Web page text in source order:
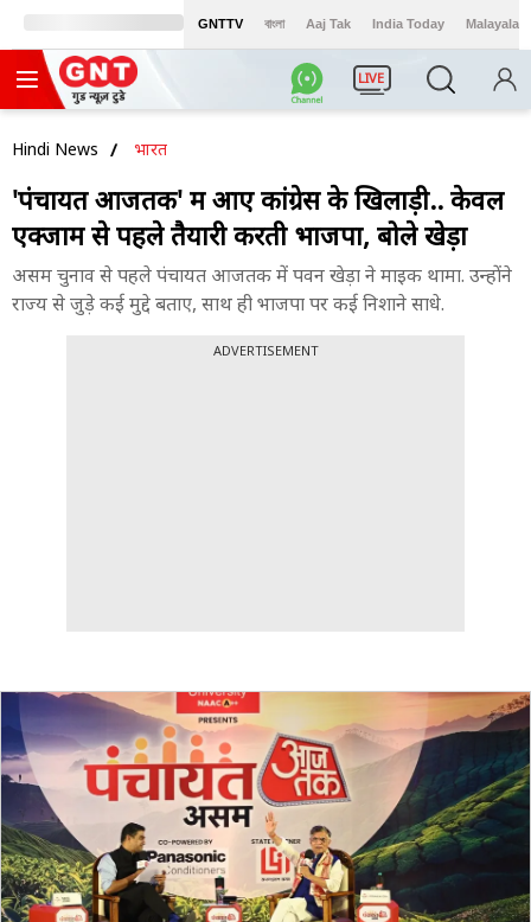
GNTTV বাংলা Aaj Tak India Today Malayalam
LIVE
Hindi News भारत
'पंचायत आजतक' में आए कांग्रेस के खिलाड़ी.. केवल
एक्जाम से पहले तैयारी करती भाजपा, बोले खेड़ा
असम चुनाव से पहले पंचायत आजतक में पवन खेड़ा ने माइक थामा. उन्होंने
राज्य से जुड़े कई मुद्दे बताए, साथ ही भाजपा पर कई निशाने साधे.
ADVERTISEMENT